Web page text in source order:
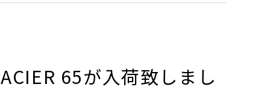
65が入荷致しまし